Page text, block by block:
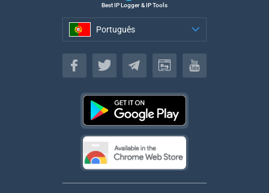
Best IP Logger & IP Tools
Português
Português